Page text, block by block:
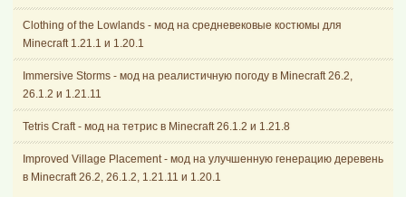
Clothing of the Lowlands - мод на средневековые костюмы для
Minecraft 1.21.1 и 1.20.1
Immersive Storms - мод на реалистичную погоду в Minecraft 26.2,
26.1.2 и 1.21.11
Tetris Craft - мод на тетрис в Minecraft 26.1.2 и 1.21.8
Improved Village Placement - мод на улучшенную генерацию деревень
в Minecraft 26.2, 26.1.2, 1.21.11 и 1.20.1